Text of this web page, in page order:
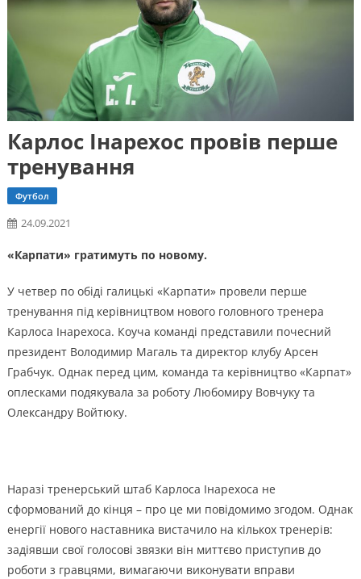
Карлос Інарехос провів перше
тренування
Футбол
24.09.2021
«Карпати» гратимуть по новому.
У четвер по обіді галицькі «Карпати» провели перше
тренування під керівництвом нового головного тренера
Карлоса Інарехоса. Коуча команді представили почесний
президент Володимир Магаль та директор клубу Арсен
Грабчук. Однак перед цим, команда та керівництво «Карпат»
оплесками подякувала за роботу Любомиру Вовчуку та
Олександру Войтюку.
Наразі тренерський штаб Карлоса Інарехоса не
сформований до кінця – про це ми повідомимо згодом. Однак
енергії нового наставника вистачило на кількох тренерів:
задіявши свої голосові звязки він миттєво приступив до
роботи з гравцями, вимагаючи виконувати вправи